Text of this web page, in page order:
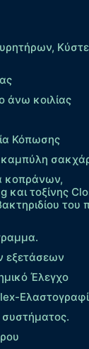
άνω κοιλίας
Κόπωσης
καμπύλη
κοπράνων,
και τοξίνης
του
εξετάσεων
Έλεγχο
συστήματος.